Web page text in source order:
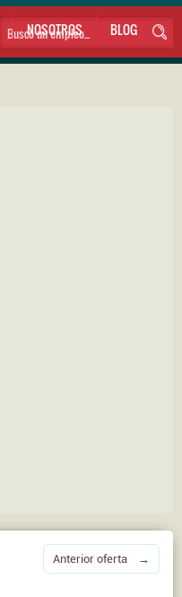
NOSOTROS BLOG
Anterior oferta →